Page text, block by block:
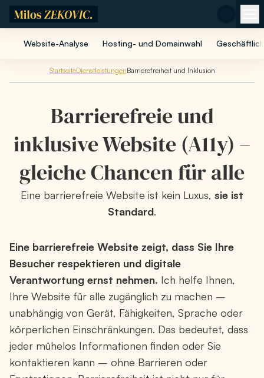
Website-Analyse Hosting- und Domainwahl
StartseiteDienstleistungenBarrierefreiheit und Inklusion
Barrierefreie und
inklusive Website (A11y) –
gleiche Chancen für alle
Eine barrierefreie Website ist kein Luxus, sie ist
Standard.
Eine barrierefreie Website zeigt, dass Sie Ihre
Besucher respektieren und digitale
Verantwortung ernst nehmen. Ich helfe Ihnen,
Ihre Website für alle zugänglich zu machen –
unabhängig von Gerät, Fähigkeiten, Sprache oder
körperlichen Einschränkungen. Das bedeutet, dass
jeder mühelos Informationen finden oder Sie
kontaktieren kann – ohne Barrieren oder